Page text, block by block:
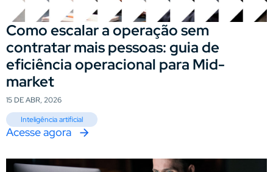
Como escalar a operação sem
contratar mais pessoas: guia de
eficiência operacional para Mid-
market
15 DE ABR, 2026
Inteligência artificial
Acesse agora